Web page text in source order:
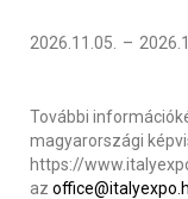
2026.11.05. –
További
magyarországi
https://
az office